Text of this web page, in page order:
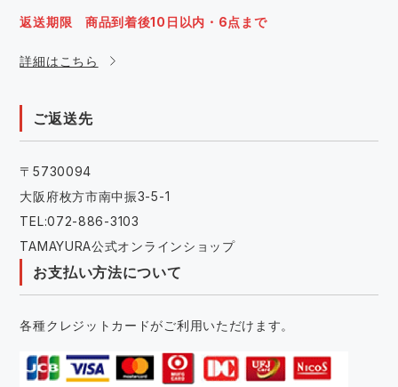
返送期限 商品到着後10日以内・6点まで
詳細はこちら
ご返送先
〒5730094
大阪府枚方市南中振3-5-1
TEL:072-886-3103
TAMAYURA公式オンラインショップ
お支払い方法について
各種クレジットカードがご利用いただけます。